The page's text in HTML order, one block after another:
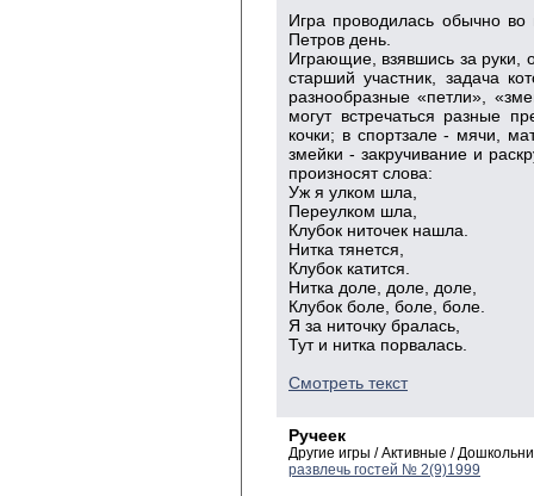
Игра проводилась обычно
Петров день.
Играющие, взявшись за руки,
старший участник, задача
разнообразные «петли»,
могут встречаться разные
кочки; в спортзале - мячи,
змейки - закручивание и
произносят слова:
Уж я улком шла,
Переулком шла,
Клубок ниточек нашла.
Нитка тянется,
Клубок катится.
Нитка доле, доле, доле,
Клубок боле, боле, боле.
Я за ниточку бралась,
Тут и нитка порвалась.
Смотреть текст
Ручеек
Другие игры / Активные /
развлечь гостей № 2(9)1999